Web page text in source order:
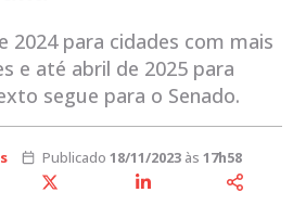
2024 para cidades com mais
e até abril de 2025 para
segue para o Senado.
Publicado 18/11/2023às 17h58